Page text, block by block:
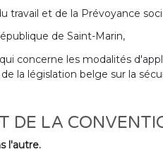
travail et de la Prévoyance
de Saint-Marin,
concerne les modalités
la législation belge sur la
DE LA
l'autre.